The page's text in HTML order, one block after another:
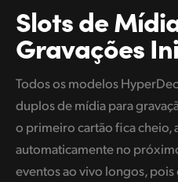
Slots de
Gravações
Todos os modelos
duplos de mídia para
o primeiro cartão fica cheio,
automaticamente no
eventos ao vivo longos,